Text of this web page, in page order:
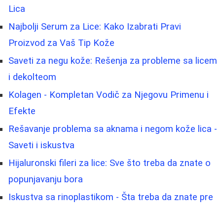
Lica
Najbolji Serum za Lice: Kako Izabrati Pravi
Proizvod za Vaš Tip Kože
Saveti za negu kože: Rešenja za probleme sa licem
i dekolteom
Kolagen - Kompletan Vodič za Njegovu Primenu i
Efekte
Rešavanje problema sa aknama i negom kože lica -
Saveti i iskustva
Hijaluronski fileri za lice: Sve što treba da znate o
popunjavanju bora
Iskustva sa rinoplastikom - Šta treba da znate pre